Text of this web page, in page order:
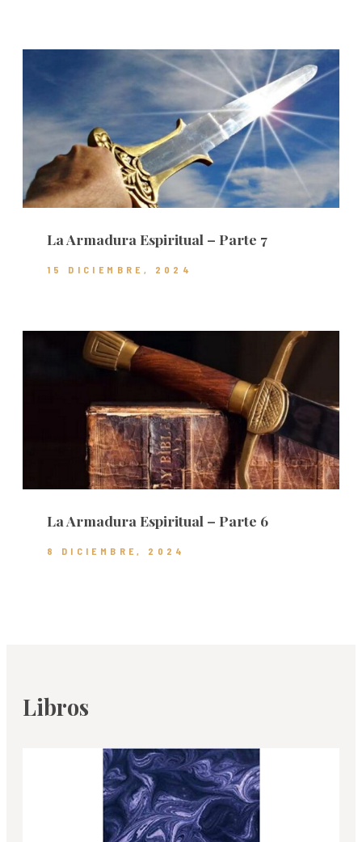
La Armadura Espiritual – Parte 7
15 DICIEMBRE, 2024
La Armadura Espiritual – Parte 6
8 DICIEMBRE, 2024
Libros